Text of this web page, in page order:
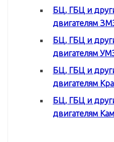
БЦ, ГБЦ и
двигателям
БЦ, ГБЦ и
двигателям
БЦ, ГБЦ и
двигателям
БЦ, ГБЦ и
двигателям